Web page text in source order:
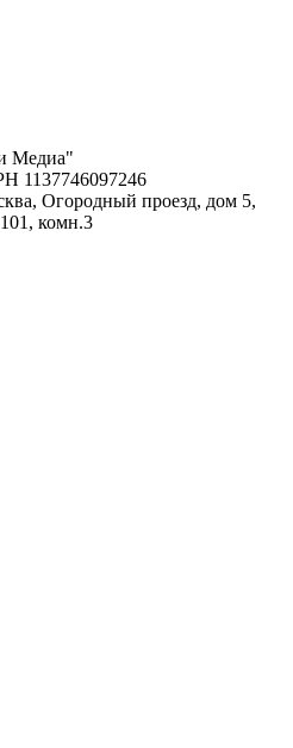
Медиа"
1137746097246
Огородный проезд, дом 5,
комн.3